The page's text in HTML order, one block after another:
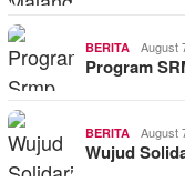
BERITA August
Program
BERITA August
Wujud